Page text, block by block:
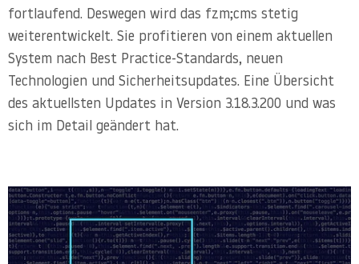
fortlaufend. Deswegen wird das fzm;cms stetig
weiterentwickelt. Sie profitieren von einem aktuellen
System nach Best Practice-Standards, neuen
Technologien und Sicherheitsupdates. Eine Übersicht
des aktuellsten Updates in Version 3.18.3.200 und was
sich im Detail geändert hat.